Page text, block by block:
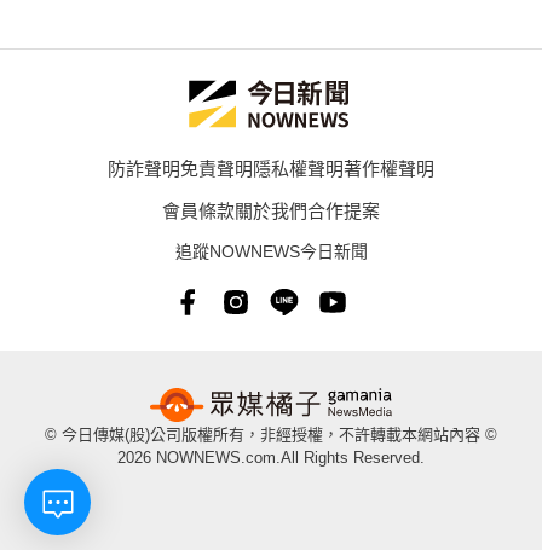
防詐聲明免責聲明隱私權聲明著作權聲明
會員條款關於我們合作提案
追蹤NOWNEWS今日新聞
© 今日傳媒(股)公司版權所有，非經授權，不許轉載本網站內容 ©
2026 NOWNEWS.com.All Rights Reserved.